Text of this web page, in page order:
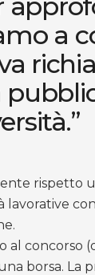
a
rispetto
lavorative
al concorso
borsa. La